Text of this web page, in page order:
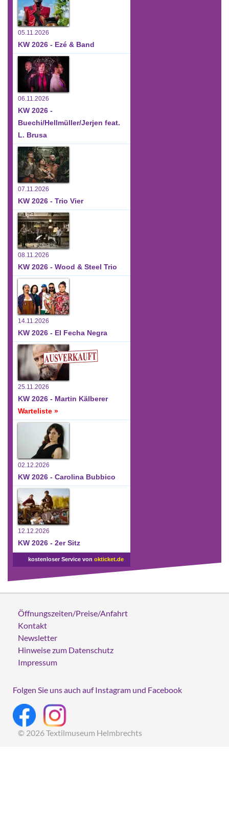
05.11.2026
KW 2026 - Ezé & Band
06.11.2026
KW 2026 -
Buechi/Hellmüller/Jerjen feat.
L. Brusa
07.11.2026
KW 2026 - Trio Vier
08.11.2026
KW 2026 - Wood & Steel Trio
14.11.2026
KW 2026 - El Fecha Negra
25.11.2026
KW 2026 - Martin Kälberer
Warteliste »
02.12.2026
KW 2026 - Carolina Bubbico
12.12.2026
KW 2026 - 2er Sitz
kostenloser Service von okticket.de
Öffnungszeiten/Preise/Anfahrt
Kontakt
Newsletter
Hinweise zum Datenschutz
Impressum
Folgen Sie uns auch auf Instagram und Facebook
© 2026 Textilmuseum Helmbrechts